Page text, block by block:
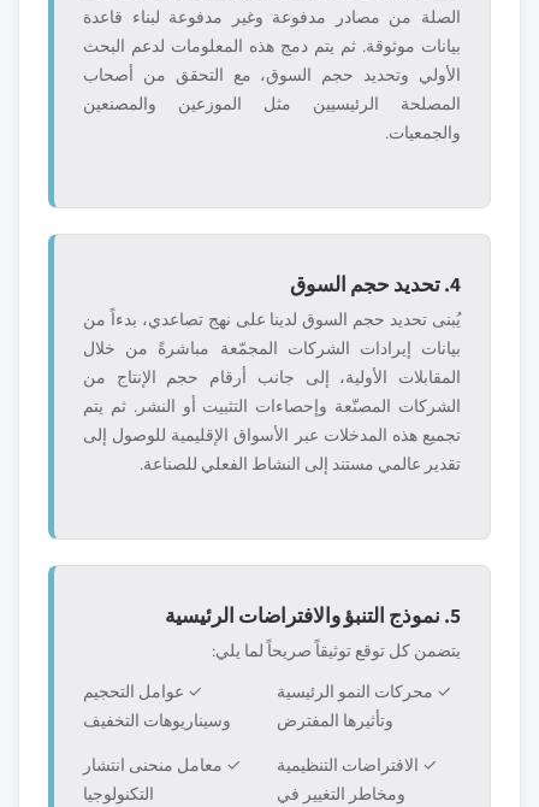
الصلة من مصادر مدفوعة وغير مدفوعة لبناء قاعدة
بيانات موثوقة. ثم يتم دمج هذه المعلومات لدعم البحث
الأولي وتحديد حجم السوق، مع التحقق من أصحاب
المصلحة الرئيسيين مثل الموزعين والمصنعين
والجمعيات.
4. تحديد حجم السوق
يُبنى تحديد حجم السوق لدينا على نهج تصاعدي، بدءاً من
بيانات إيرادات الشركات المجمّعة مباشرةً من خلال
المقابلات الأولية، إلى جانب أرقام حجم الإنتاج من
الشركات المصنّعة وإحصاءات التثبيت أو النشر. ثم يتم
تجميع هذه المدخلات عبر الأسواق الإقليمية للوصول إلى
تقدير عالمي مستند إلى النشاط الفعلي للصناعة.
5. نموذج التنبؤ والافتراضات الرئيسية
يتضمن كل توقع توثيقاً صريحاً لما يلي:
✓ محركات النمو الرئيسية
وتأثيرها المفترض
✓ عوامل التحجيم
وسيناريوهات التخفيف
✓ الافتراضات التنظيمية
ومخاطر التغيير في
✓ معامل منحنى انتشار
التكنولوجيا